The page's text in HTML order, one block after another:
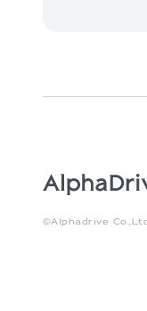
©Alphadrive